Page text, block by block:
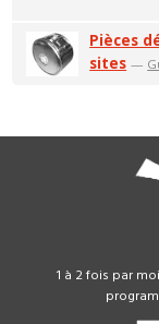
Pièces
sites —
1 à 2 fois par